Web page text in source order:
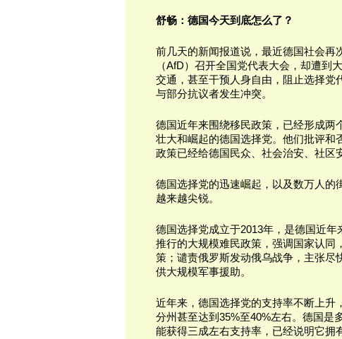
舒畅：德国今天到底怎么了？
前几天的新闻报道说，最近德国社会再
（AfD）召开全国党代表大会，却遭到
交通，甚至干预人身自由，阻止选择党
与部分抗议者发生冲突。
德国近年来围绕移民政策，已经形成两
壮大和崛起的德国选择党。他们批评和
政策已经给德国民众、社会治安、社区
德国选择党的迅速崛起，以及数万人的
越来越尖锐。
德国选择党成立于2013年，是德国近
推行的大规模难民政策，强调国家认同
策；谴责俄罗斯发动俄乌战争，主张尽
供大规模军事援助。
近年来，德国选择党的支持率不断上升
分州甚至达到35%至40%左右。德国是
能获得三成左右支持率，已经说明它拥